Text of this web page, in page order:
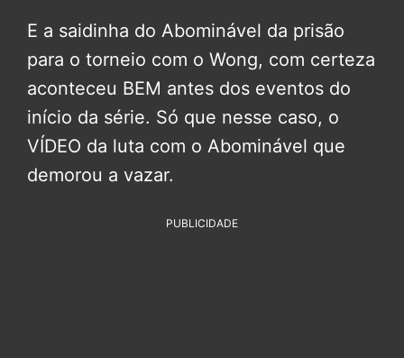
E a saidinha do Abominável da prisão
para o torneio com o Wong, com certeza
aconteceu BEM antes dos eventos do
início da série. Só que nesse caso, o
VÍDEO da luta com o Abominável que
demorou a vazar.
PUBLICIDADE